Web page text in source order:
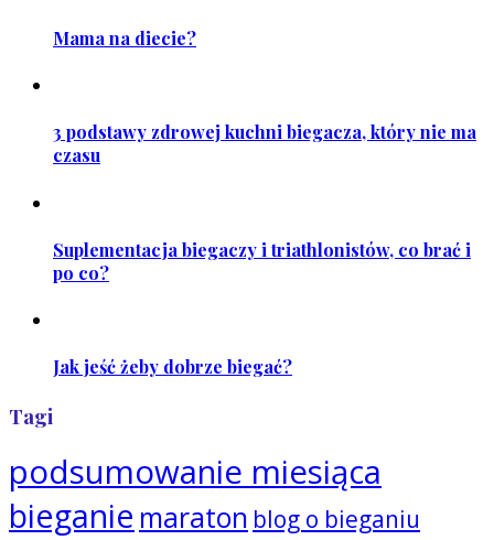
Mama na diecie?
3 podstawy zdrowej kuchni biegacza, który nie ma
czasu
Suplementacja biegaczy i triathlonistów, co brać i
po co?
Jak jeść żeby dobrze biegać?
Tagi
podsumowanie miesiąca
bieganie maraton blog o bieganiu